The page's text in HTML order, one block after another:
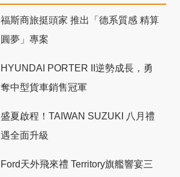
福斯商旅挺頭家 推出「德系質感 精算
圓夢」專案
HYUNDAI PORTER II逆勢成長，勇
奪中型貨車銷售冠軍
盛夏啟程！TAIWAN SUZUKI 八月禮
遇全面升級
Ford天外飛來禮 Territory旗艦響宴三